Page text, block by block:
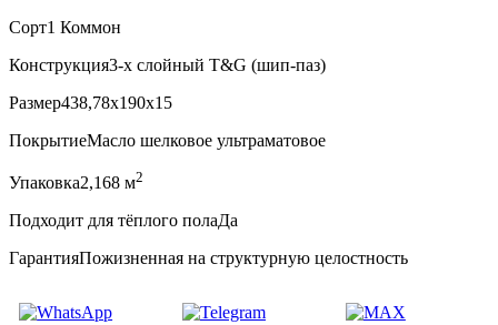
Сорт1 Коммон
Конструкция3-х слойный T&G (шип-паз)
Размер438,78x190x15
ПокрытиеМасло шелковое ультраматовое
Упаковка2,168 м2
Подходит для тёплого полаДа
ГарантияПожизненная на структурную целостность